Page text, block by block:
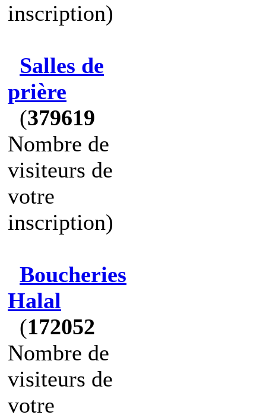
inscription)
Salles de
prière
(379619
Nombre de
visiteurs de
votre
inscription)
Boucheries
Halal
(172052
Nombre de
visiteurs de
votre